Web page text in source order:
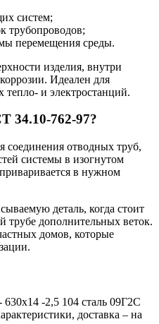
систем;
трубопроводов;
перемещения среды.
изделия, внутри
Идеален для
тепло- и электростанций.
34.10-762-97?
соединения отводных труб,
системы в изогнутом
в нужном
деталь, когда стоит
трубе дополнительных веток.
домов, которые
-2,5 104 сталь 09Г2С
доставка – на